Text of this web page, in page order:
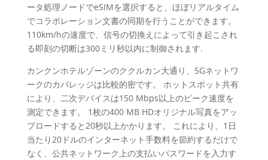
ータ処理ノードでeSIMを選択すると、ほぼリアルタイム
でコラボレーション文書の同期を行うことができます。
110km/hの速度で、信号の切換えによって引き起こされ
る即刻の切断は300ミリ秒以内に制御されます.
カンクンホテルゾーンのククルカン大通り、5Gネットワ
ークのカバレッジは比較的密です。 ホットスポット共有
により、二次デバイスは150 Mbps以上のピーク速度を
測定できます。 1枚の400 MB HDオリジナル写真をアッ
プロードすると20秒以上かかります。 これにより、1日
当たり20ドルのインターネット手数料を節約するだけで
なく、公共ネットワーク上の支払いパスワードを入力す